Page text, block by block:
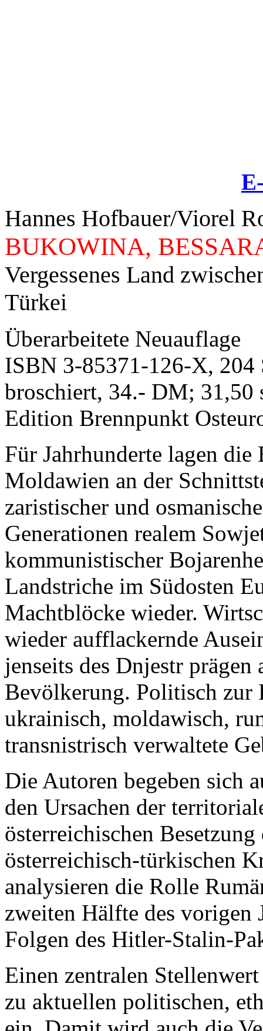
Hannes Hofbauer/Viorel
BUKOWINA,
Vergessenes Land
Türkei
Überarbeitete Neuauflage
ISBN 3-85371-126-X, 204
broschiert, 34.- DM; 31,50
Edition Brennpunkt
Für Jahrhunderte lagen
Moldawien an der
zaristischer und
Generationen realem
kommunistischer
Landstriche im Südosten
Machtblöcke wieder.
wieder aufflackernde
jenseits des Dnjestr
Bevölkerung. Politisch zur
ukrainisch, moldawisch,
transnistrisch verwaltete
Die Autoren begeben sich
den Ursachen der
österreichischen
österreichisch-türkischen
analysieren die Rolle
zweiten Hälfte des vorigen
Folgen des Hitler-Stalin-
Einen zentralen
zu aktuellen politischen,